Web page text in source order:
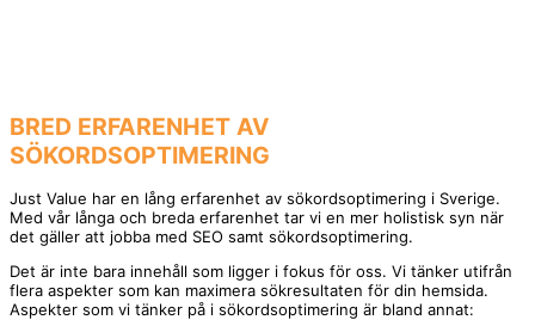
BRED ERFARENHET AV
SÖKORDSOPTIMERING
Just Value har en lång erfarenhet av sökordsoptimering i Sverige.
Med vår långa och breda erfarenhet tar vi en mer holistisk syn när
det gäller att jobba med SEO samt sökordsoptimering.
Det är inte bara innehåll som ligger i fokus för oss. Vi tänker utifrån
flera aspekter som kan maximera sökresultaten för din hemsida.
Aspekter som vi tänker på i sökordsoptimering är bland annat: